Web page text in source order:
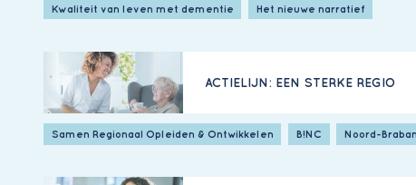
Kwaliteit van leven met dementie Het nieuwe narratief
ACTIELIJN: EEN STERKE REGIO
Samen Regionaal Opleiden & Ontwikkelen B!NC Noord-